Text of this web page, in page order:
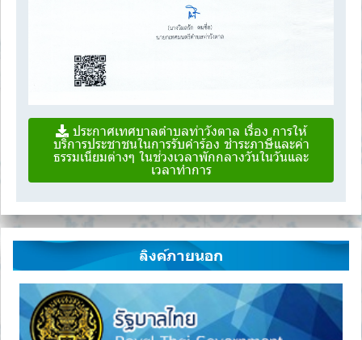
ประกาศเทศบาลตำบลท่าวังตาล เรื่อง การให้
บริการประชาชนในการรับคำร้อง ชำระภาษีและค่า
ธรรมเนียมต่างๆ ในช่วงเวลาพักกลางวันในวันและ
เวลาทำการ
ลิงค์ภายนอก